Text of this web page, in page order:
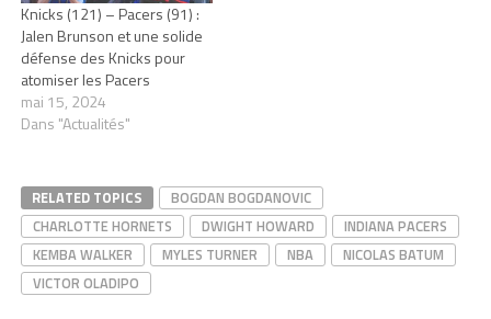
Knicks (121) – Pacers (91) :
Jalen Brunson et une solide
défense des Knicks pour
atomiser les Pacers
mai 15, 2024
Dans "Actualités"
RELATED TOPICS
BOGDAN BOGDANOVIC
CHARLOTTE HORNETS
DWIGHT HOWARD
INDIANA PACERS
KEMBA WALKER
MYLES TURNER NBA
NICOLAS BATUM
VICTOR OLADIPO